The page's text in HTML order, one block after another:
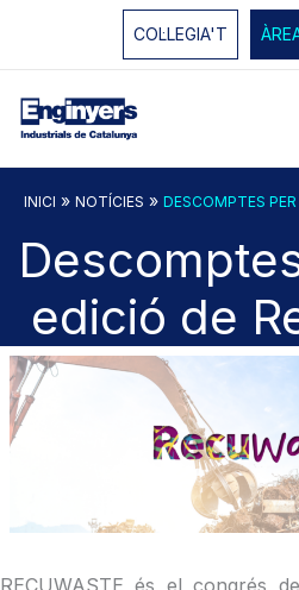
COL·LEGIA'T
INICI » NOTÍCIES » DESCOMPTES
edició de
RECUWASTE és el congrés